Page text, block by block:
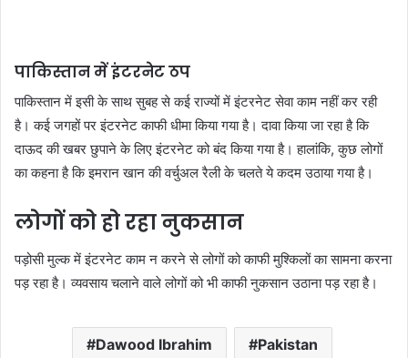
पाकिस्तान में इंटरनेट ठप
पाकिस्तान में इसी के साथ सुबह से कई राज्यों में इंटरनेट सेवा काम नहीं कर रही
है। कई जगहों पर इंटरनेट काफी धीमा किया गया है। दावा किया जा रहा है कि
दाऊद की खबर छुपाने के लिए इंटरनेट को बंद किया गया है। हालांकि, कुछ लोगों
का कहना है कि इमरान खान की वर्चुअल रैली के चलते ये कदम उठाया गया है।
लोगों को हो रहा नुकसान
पड़ोसी मुल्क में इंटरनेट काम न करने से लोगों को काफी मुश्किलों का सामना करना
पड़ रहा है। व्यवसाय चलाने वाले लोगों को भी काफी नुकसान उठाना पड़ रहा है।
Dawood Ibrahim Pakistan